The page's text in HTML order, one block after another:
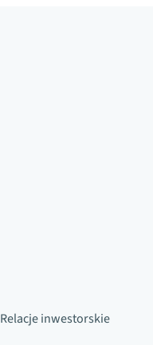
Relacje inwestorskie